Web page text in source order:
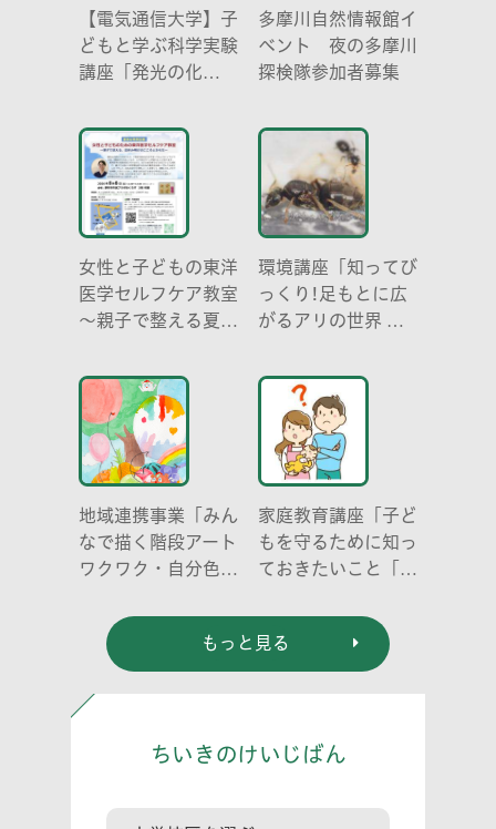
【電気通信大学】子
どもと学ぶ科学実験
講座「発光の化
い光-」
多摩川自然情報館イ
ベント 夜の多摩川
探検隊参加者募集
女性と子どもの東洋
医学セルフケア教室
～親子で整える夏休
らだ～
環境講座「知ってび
っくり!足もとに広
がるアリの世界 ア
成り立ち、生態系に
おける役割」
地域連携事業「みん
なで描く階段アート
ワクワク・自分色の
家庭教育講座「子ど
もを守るために知っ
ておきたいこと「プ
どう伝える? (幼児
編)」
もっと見る
ちいきのけいじばん